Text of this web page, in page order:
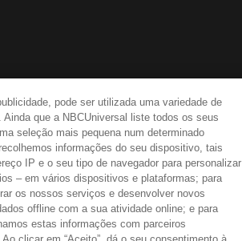
pode ser utilizada uma variedade de
que a NBCUniversal liste todos os seus
seleção mais pequena num determinado
informações do seu dispositivo, tais
IP e o seu tipo de navegador para personalizar
– em vários dispositivos e plataformas; para
os nossos serviços e desenvolver novos
offline com a sua atividade online; e para
estas informações com parceiros